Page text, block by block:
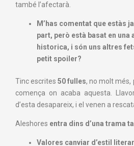
també l’afectarà.
M’has comentat que estàs
part, però està basat en
historica, i són uns altres
petit spoiler?
Tinc escrites50 fulles, no molt més,
comença on acaba aquesta.
d’esta desapareix, i el venen a
Aleshores entra dins d’una trama
Valores canviar d’estil